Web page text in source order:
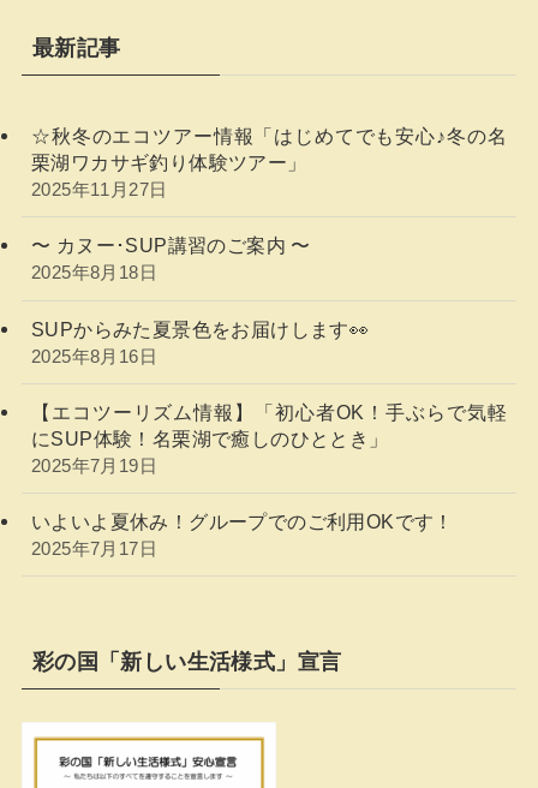
最新記事
☆秋冬のエコツアー情報「はじめてでも安心♪冬の名
栗湖ワカサギ釣り体験ツアー」
2025年11月27日
〜 カヌー･SUP講習のご案内 〜
2025年8月18日
SUPからみた夏景色をお届けします👀
2025年8月16日
【エコツーリズム情報】「初心者OK！手ぶらで気軽
にSUP体験！名栗湖で癒しのひととき」
2025年7月19日
いよいよ夏休み！グループでのご利用OKです！
2025年7月17日
彩の国「新しい生活様式」宣言